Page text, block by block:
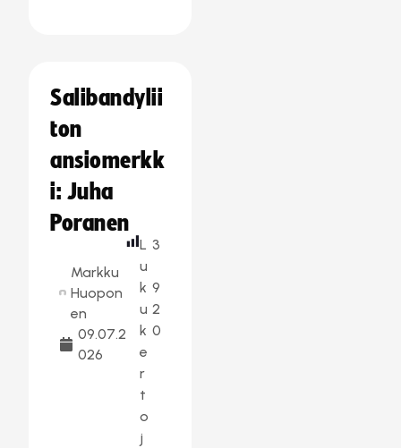
Salibandylii
ton
ansiomerkk
i: Juha
Poranen
Markku
Huopon
en
09.07.2
026
L
u
k
u
k
e
r
t
o
j
3
9
2
0